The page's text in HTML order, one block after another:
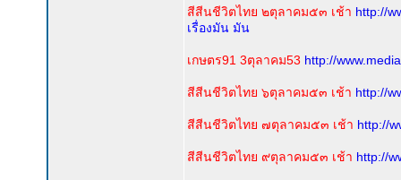
สีสีนชีวิตไทย ๒ตุลาคม๕๓ เช้า http://
เรื่องมัน มัน
เกษตร91 3ตุลาคม53 http://
สีสีนชีวิตไทย ๖ตุลาคม๕๓ เช้า http://
สีสีนชีวิตไทย ๗ตุลาคม๕๓ เช้า http://
สีสีนชีวิตไทย ๙ตุลาคม๕๓ เช้า http://